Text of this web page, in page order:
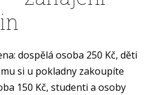
dospělá osoba 250 Kč, děti
si u pokladny zakoupíte
150 Kč, studenti a osoby